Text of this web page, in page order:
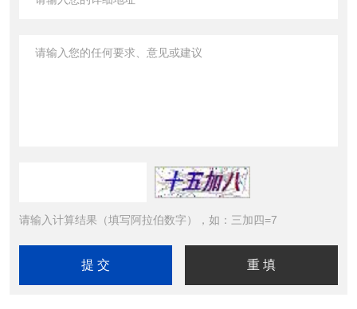
请输入计算结果（填写阿拉伯数字），如：三加四=7